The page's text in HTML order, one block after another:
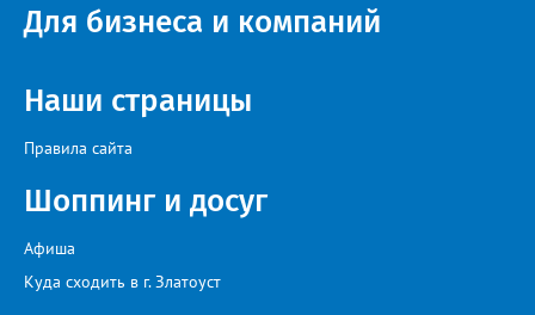
Для бизнеса и компаний
Наши страницы
Правила сайта
Шоппинг и досуг
Афиша
Куда сходить в г. Златоуст